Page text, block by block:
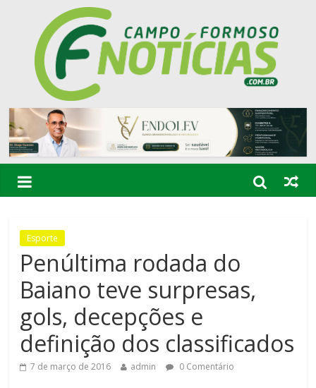
Esporte
Penúltima rodada do
Baiano teve surpresas,
gols, decepções e
definição dos classificados
7 de março de 2016 admin 0 Comentário